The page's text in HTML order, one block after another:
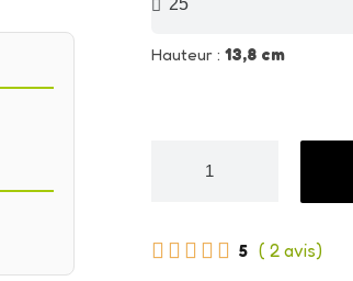
Hauteur : 13,8 cm
     5 ( 2 avis)